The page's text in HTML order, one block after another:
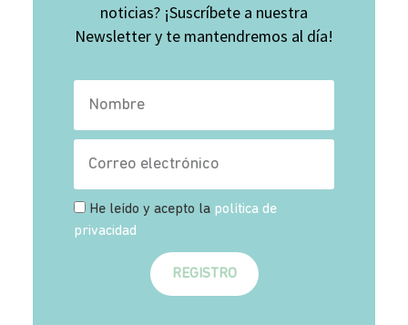
noticias? ¡Suscríbete a nuestra
Newsletter y te mantendremos al día!
He leído y acepto la política de
privacidad
REGISTRO